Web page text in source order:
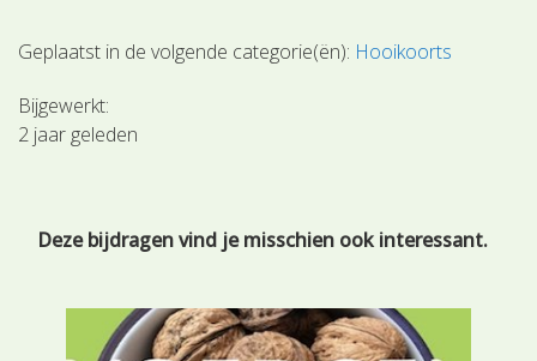
Geplaatst in de volgende categorie(ën): Hooikoorts
Bijgewerkt:
2 jaar geleden
Deze bijdragen vind je misschien ook interessant.